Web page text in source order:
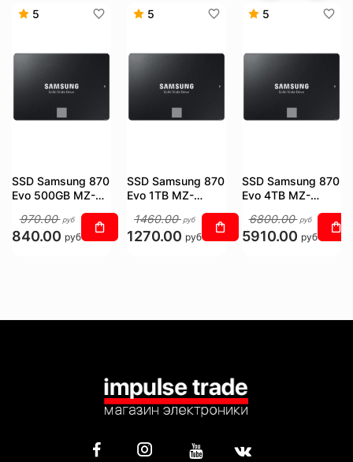
5
SSD Samsung 870
Evo 500GB MZ-
970.00 руб
840.00 руб
5
SSD Samsung 870
Evo 1TB MZ-
1460.00 руб
1270.00 руб
5
SSD Samsung 870
Evo 4TB MZ-
6800.00 руб
5910.00 руб